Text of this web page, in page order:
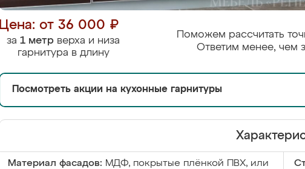
Цена: от 36 000 ₽
за 1 метр верха и низа
гарнитура в длину
Поможем рассчитать
Ответим менее, чем
Посмотреть акции на кухонные гарнитуры
Материал фасадов: МДФ, покрытые плёнкой ПВХ, или